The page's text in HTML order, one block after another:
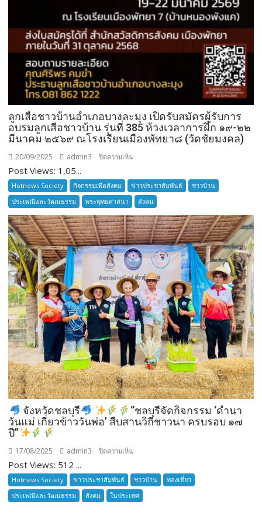
ลูกเสือชาวบ้านอำเภอบางละมุง เปิดรับสมัครผู้รับการ
อบรมลูกเสือชาวบ้าน รุ่นที่ 385 ห้วงเวลาการฝึก ๑๙-๒๒
มีนาคม ๒๕๖๙ ณโรงเรียนเมืองพัทยา๘ (วัดชัยมงคล)
20/09/2025 admin3 ปิดความเห็น
เสือ
ชาว
บ้าน
อำเภอ
บางละมุง
เปิด
รับ
สมัคร
ผู้รับ
การ
อบรม
ลูก
เสือ
ชาว
บ้าน
รุ่น
ที่
385
ห้วง
เวลา
มีนาคม
๒๕๖๙
ณ
Post Views: 1,05...
Hotnews Society กิจกรรมเพื่อสังคม ข่าวประชาสัมพันธ์
ชาวบ้าน
ประเพณีและวัฒนธรรม
พระพุทธศาสนา สังคม
จังหวัดชลบุรี
“ชลบุรีจัดกิจกรรม ‘ดำนา
วันแม่ เกี่ยวข้าววันพ่อ’ สืบสานวิถีชาวนา ครบรอบ ๑๗
ปี”
17/08/2025 admin3 ปิดความเห็น
จังหวัด
ชลบุรี
Post Views: 512 ...
Hotnews Society ข่าวประชาสัมพันธ์ ชาวบ้าน
ท่องเที่ยว
ประเพณีและวัฒนธรรม
สังคม ในประเทศ